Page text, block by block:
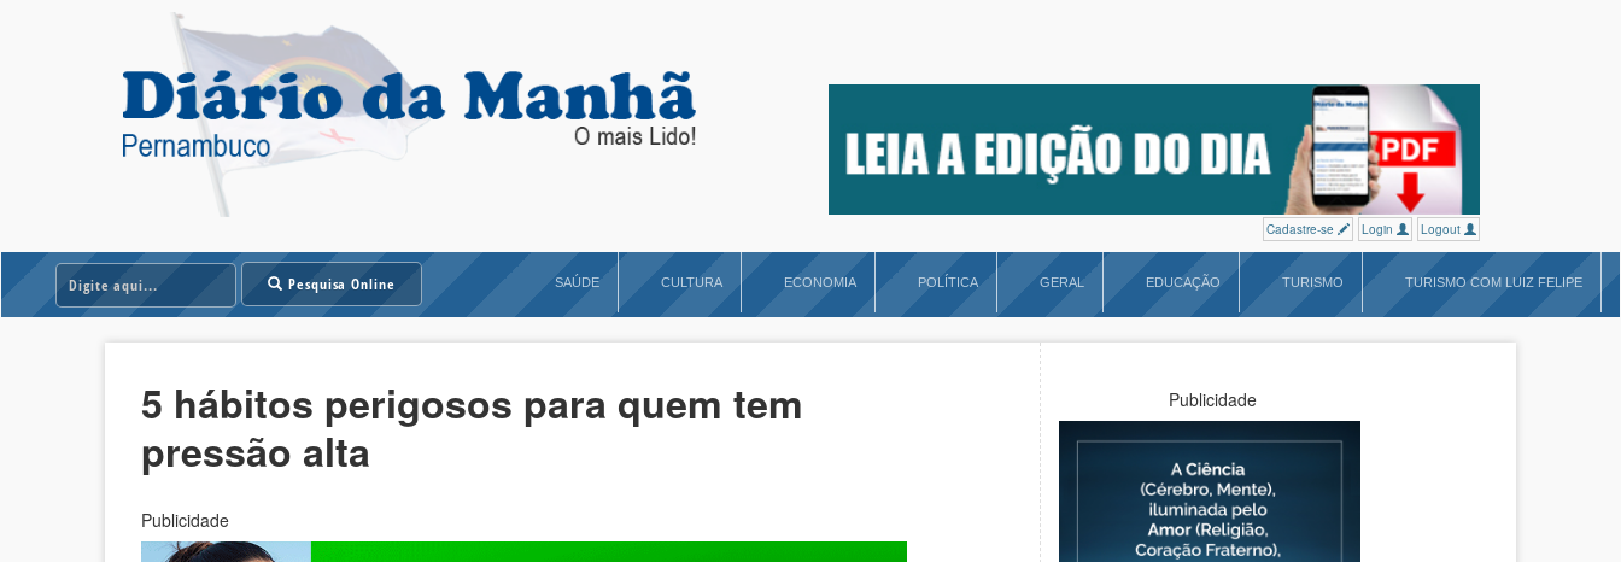
Cadastre-se Login Logout
Pesquisa Online SAÚDE CULTURA ECONOMIA POLÍTICA GERAL EDUCAÇÃO TURISMO TURISMO COM LUIZ FELIPE
5 hábitos perigosos para quem tem
pressão alta
Publicidade
Publicidade